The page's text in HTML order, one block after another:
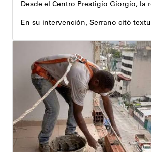
Desde el Centro Prestigio Giorgio,
En su intervención, Serrano citó
Igualmente, explicó que el propósito
Despliegue territorial
El encuentro contó con la
Como parte de los acuerdos
Joshua Piña